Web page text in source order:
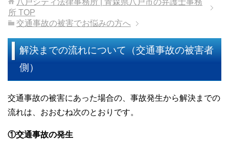
八戸シティ法律事務所 | 青森県八戸市の弁護士事務
所 TOP
交通事故の被害でお悩みの方へ
解決までの流れについて（交通事故の被害者
側）
交通事故の被害にあった場合の、事故発生から解決までの
流れは、おおむね次のとおりです。
①交通事故の発生